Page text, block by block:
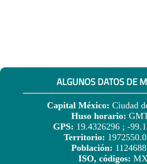
ALGUNOS DATOS DE
Capital México: Ciudad
Huso horario:
GPS: 19.4326296 ; -
Territorio:
Población:
ISO, códigos: MX